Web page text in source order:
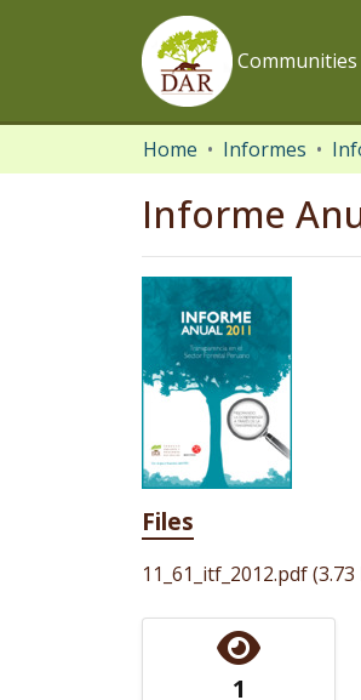
Home Informes
Informe
Files
11_61_itf_2012.pdf
1